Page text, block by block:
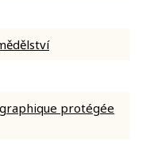
protégée